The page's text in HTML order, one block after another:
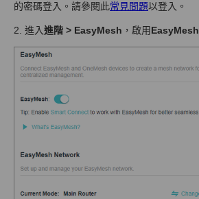
的密碼登入。請參閱此常見問題以登入。
2. 進入進階 > EasyMesh ，啟用EasyMesh